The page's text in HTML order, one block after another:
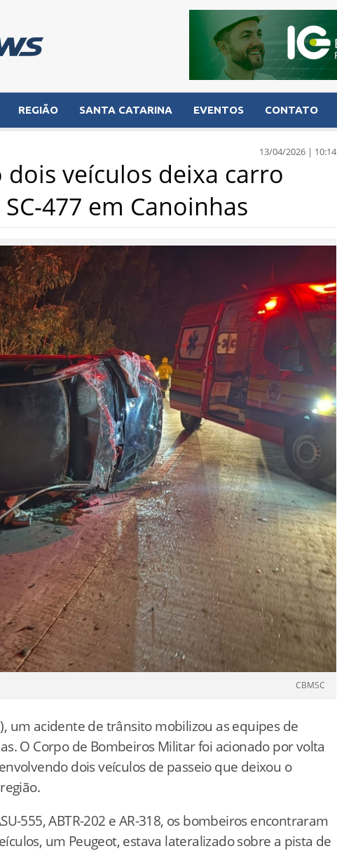
REGIÃO SANTA CATARINA EVENTOS CONTATO
13/04/2026 | 10:14
veículos deixa carro
477 em Canoinhas
CBMSC
um acidente de trânsito mobilizou as equipes de
O Corpo de Bombeiros Militar foi acionado por volta
dois veículos de passeio que deixou o
555, ABTR-202 e AR-318, os bombeiros encontraram
um Peugeot, estava lateralizado sobre a pista de